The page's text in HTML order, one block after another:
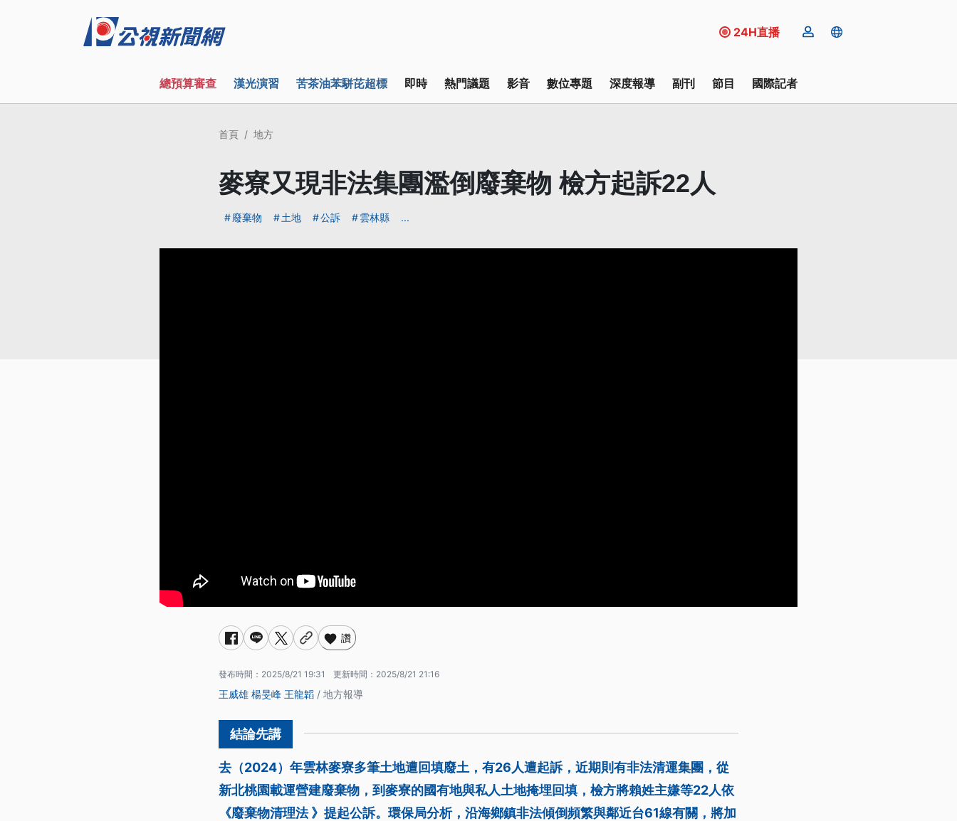
24H直播
總預算審查 漢光演習 苦茶油苯駢芘超標 即時 熱門議題 影音 數位專題 深度報導 副刊 節目 國際記者
首頁 地方
麥寮又現非法集團濫倒廢棄物 檢方起訴22人
廢棄物 土地 公訴 雲林縣 ...
讚
發布時間： 2025/8/21 19:31 更新時間： 2025/8/21 21:16
王威雄 楊旻峰 王龍韜 / 地方報導
去（2024）年雲林麥寮多筆土地遭回填廢土，有26人遭起訴，近期則有非法清運集團，從
新北桃園載運營建廢棄物，到麥寮的國有地與私人土地掩埋回填，檢方將賴姓主嫌等22人依
《廢棄物清理法 》提起公訴。環保局分析，沿海鄉鎮非法傾倒頻繁與鄰近台61線有關，將加